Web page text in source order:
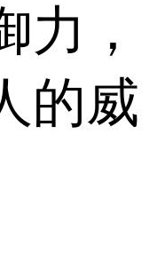
力，
的威